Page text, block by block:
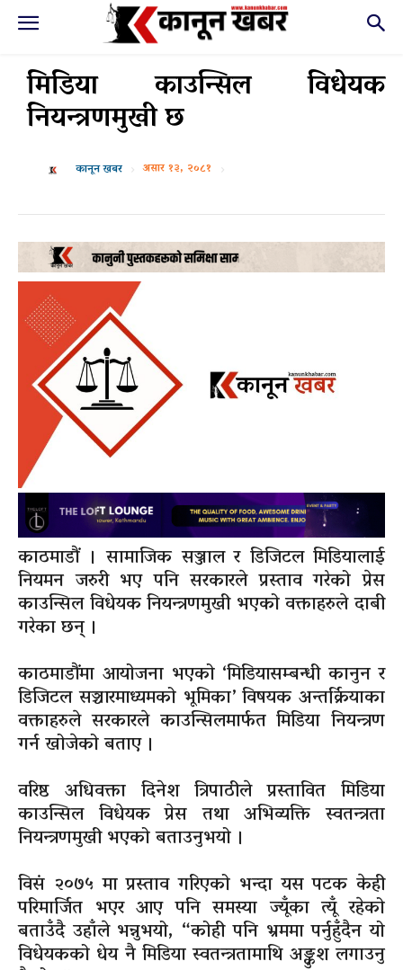
मिडिया काउन्सिल विधेयक
नियन्त्रणमुखी छ
कानून खबर असार १३, २०८१
काठमाडौं । सामाजिक सञ्जाल र डिजिटल मिडियालाई
नियमन जरुरी भए पनि सरकारले प्रस्ताव गरेको प्रेस
काउन्सिल विधेयक नियन्त्रणमुखी भएको वक्ताहरुले दाबी
गरेका छन् ।
काठमाडौंमा आयोजना भएको ‘मिडियासम्बन्धी कानुन र
डिजिटल सञ्चारमाध्यमको भूमिका’ विषयक अन्तर्क्रियाका
वक्ताहरुले सरकारले काउन्सिलमार्फत मिडिया नियन्त्रण
गर्न खोजेको बताए ।
वरिष्ठ अधिवक्ता दिनेश त्रिपाठीले प्रस्तावित मिडिया
काउन्सिल विधेयक प्रेस तथा अभिव्यक्ति स्वतन्त्रता
नियन्त्रणमुखी भएको बताउनुभयो ।
विसं २०७५ मा प्रस्ताव गरिएको भन्दा यस पटक केही
परिमार्जित भएर आए पनि समस्या ज्यूँका त्यूँ रहेको
बताउँदै उहाँले भन्नुभयो, “कोही पनि भ्रममा पर्नुहुँदैन यो
विधेयकको धेय नै मिडिया स्वतन्त्रतामाथि अङ्कुश लगाउनु